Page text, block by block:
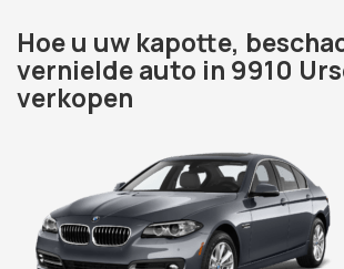
Hoe u uw kapotte,
vernielde auto in 9910
verkopen